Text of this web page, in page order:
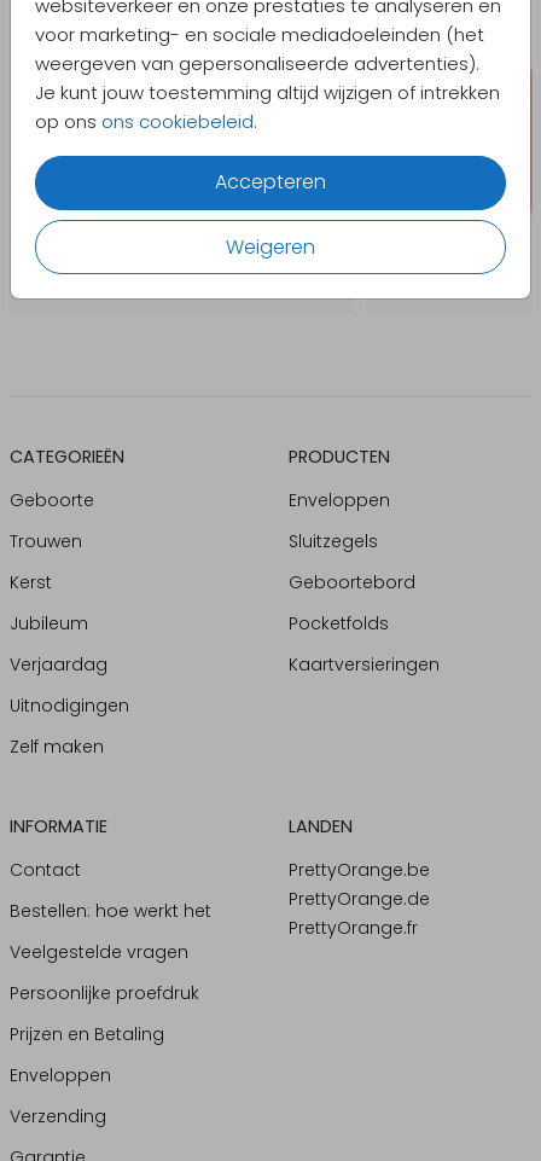
websiteverkeer en onze prestaties te analyseren en
voor marketing- en sociale mediadoeleinden (het
weergeven van gepersonaliseerde advertenties).
Je kunt jouw toestemming altijd wijzigen of intrekken
op ons ons cookiebeleid.
Accepteren
Weigeren
CATEGORIEËN
Geboorte
Trouwen
Kerst
Jubileum
Verjaardag
Uitnodigingen
Zelf maken
PRODUCTEN
Enveloppen
Sluitzegels
Geboortebord
Pocketfolds
Kaartversieringen
INFORMATIE
Contact
Bestellen: hoe werkt het
Veelgestelde vragen
Persoonlijke proefdruk
Prijzen en Betaling
Enveloppen
Verzending
LANDEN
PrettyOrange.be
PrettyOrange.de
PrettyOrange.fr